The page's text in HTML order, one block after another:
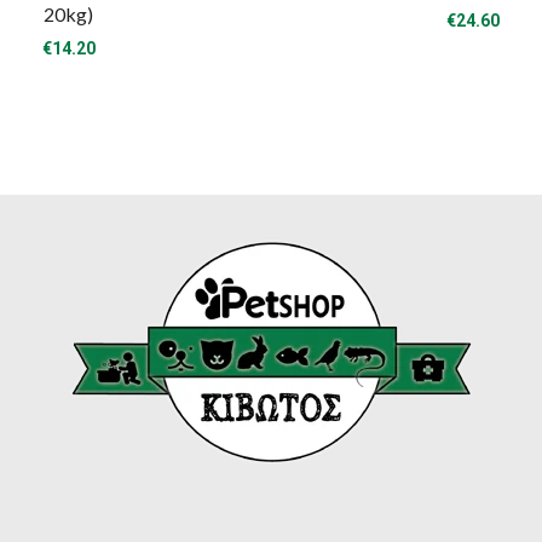
20kg)
€14.20
€24.60